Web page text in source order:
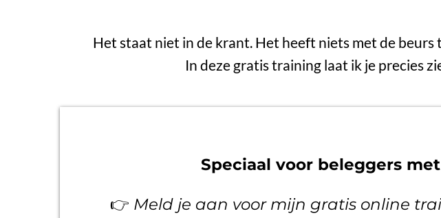
Het staat niet in de krant. Het heeft niets met de
In deze gratis training laat ik je precies
Speciaal voor beleggers
👉 Meld je aan voor mijn gratis online